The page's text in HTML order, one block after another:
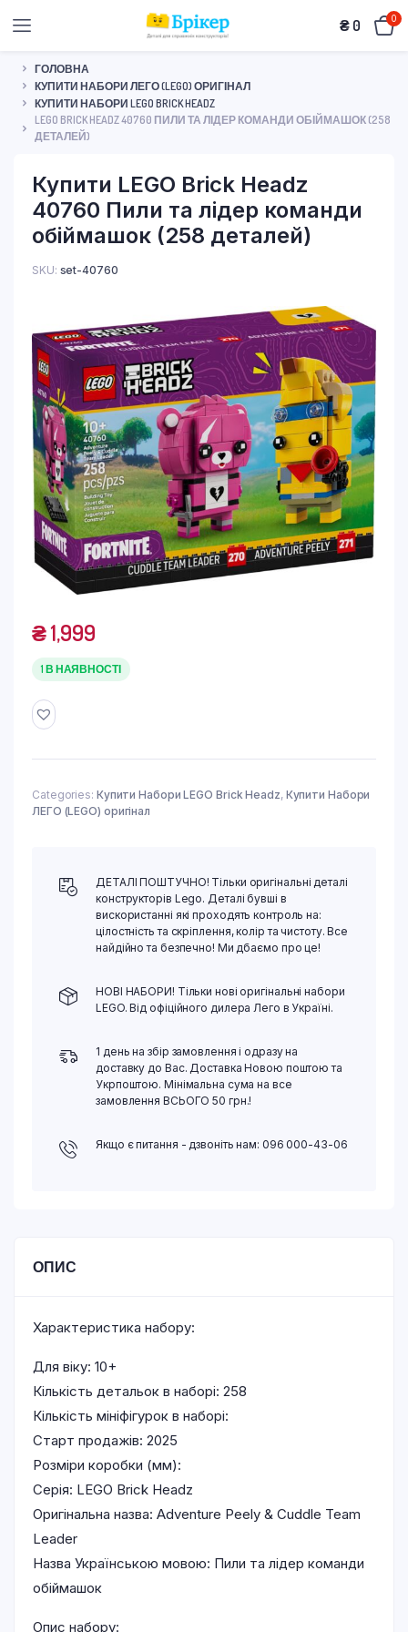
₴ 0 0
ГОЛОВНА
КУПИТИ НАБОРИ ЛЕГО (LEGO) ОРИГІНАЛ
КУПИТИ НАБОРИ LEGO BRICK HEADZ
LEGO BRICK HEADZ 40760 ПИЛИ ТА ЛІДЕР КОМАНДИ ОБІЙМАШОК (258
ДЕТАЛЕЙ)
Купити LEGO Brick Headz
40760 Пили та лідер команди
обіймашок (258 деталей)
SKU: set-40760
₴1,999
1 В НАЯВНОСТІ
Categories: Купити Набори LEGO Brick Headz, Купити Набори
ЛЕГО (LEGO) оригінал
ДЕТАЛІ ПОШТУЧНО! Тільки оригінальні деталі
конструкторів Lego. Деталі бувші в
вискористанні які проходять контроль на:
цілостність та скріплення, колір та чистоту. Все
найдійно та безпечно! Ми дбаємо про це!
НОВІ НАБОРИ! Тільки нові оригінальні набори
LEGO. Від офіційного дилера Лего в Україні.
1 день на збір замовлення і одразу на
доставку до Вас. Доставка Новою поштою та
Укрпоштою. Мінімальна сума на все
замовлення ВСЬОГО 50 грн.!
Якщо є питання - дзвоніть нам: 096 000-43-06
ОПИС
Характеристика набору:
Для віку: 10+
Кількість детальок в наборі: 258
Кількість мініфігурок в наборі:
Старт продажів: 2025
Розміри коробки (мм):
Серія: LEGO Brick Headz
Оригінальна назва: Adventure Peely & Cuddle Team
Leader
Назва Українською мовою: Пили та лідер команди
обіймашок
Опис набору: